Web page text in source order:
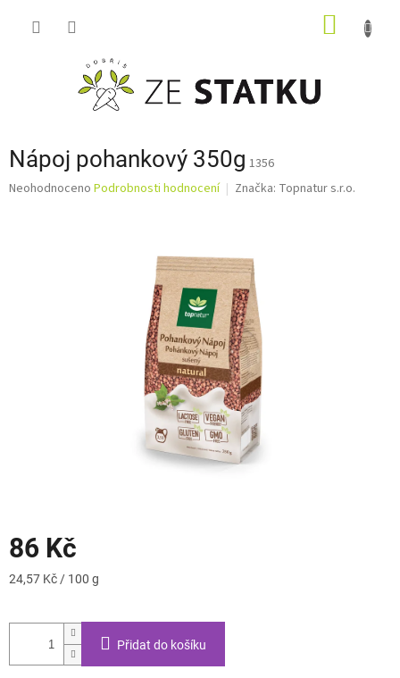
Nápoj pohankový 350g 1356
Průměrné
Neohodnoceno Podrobnosti hodnocení Značka: Topnatur s.r.o.
86 Kč
Měrná
24,57 Kč / 100 g
Přidat do košíku